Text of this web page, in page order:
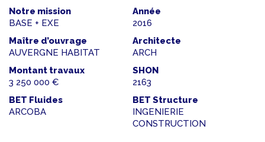
Notre mission
BASE + EXE
Année
2016
Maître d’ouvrage
AUVERGNE HABITAT
Architecte
ARCH
Montant travaux
3 250 000 €
SHON
2163
BET Fluides
ARCOBA
BET Structure
INGENIERIE
CONSTRUCTION